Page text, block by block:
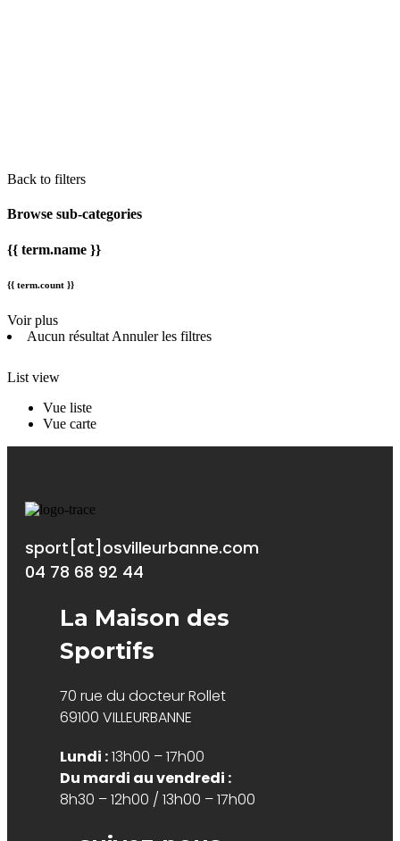
Back to filters
Browse sub-categories
{{ term.name }}
{{ term.count }}
Voir plus
Aucun résultatAnnuler les filtres
List view
Vue liste
Vue carte
sport[at]osvilleurbanne.com
04 78 68 92 44
La Maison des
Sportifs
70 rue du docteur Rollet
69100 VILLEURBANNE
Lundi :13h00 – 17h00
Du mardi au vendredi :
8h30 – 12h00 / 13h00 – 17h00